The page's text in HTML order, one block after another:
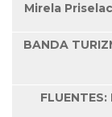
Mirela
BANDA